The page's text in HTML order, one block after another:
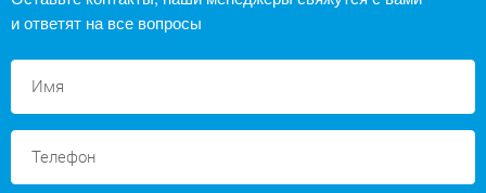
и ответят на все вопросы